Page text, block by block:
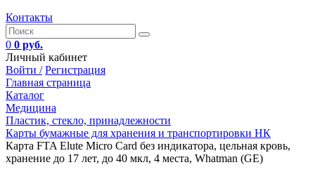
Контакты
0 0 руб.
Личный кабинет
Войти / Регистрация
Главная страница
Каталог
Медицина
Пластик, стекло, принадлежности
Карты бумажные для хранения и транспортировки НК
Карта FTA Elute Micro Card без индикатора, цельная кровь,
хранение до 17 лет, до 40 мкл, 4 места, Whatman (GE)